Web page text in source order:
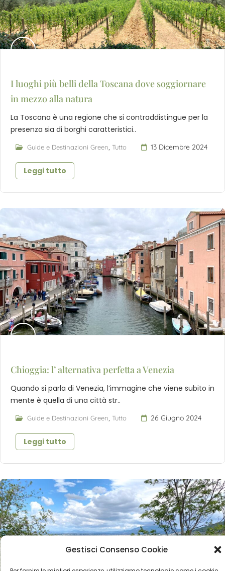
Gestisci Consenso Cookie
I luoghi più belli della Toscana dove soggiornare
in mezzo alla natura
La Toscana è una regione che si contraddistingue per la
presenza sia di borghi caratteristici..
Guide e Destinazioni Green, Tutto 13 Dicembre 2024
Leggi tutto
Chioggia: l’ alternativa perfetta a Venezia
Quando si parla di Venezia, l’immagine che viene subito in
mente è quella di una città str..
Guide e Destinazioni Green Tutto 26 Giugno 2024
Leggi tutto